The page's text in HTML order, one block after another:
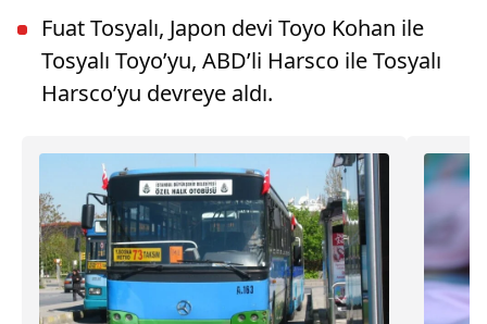
Fuat Tosyalı, Japon devi Toyo Kohan ile
Tosyalı Toyo’yu, ABD’li Harsco ile Tosyalı
Harsco’yu devreye aldı.